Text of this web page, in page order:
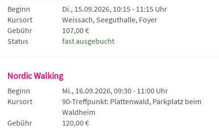
Beginn
Di., 15.09.2026, 10:15 - 11:15 Uhr
Kursort
Weissach, Seeguthalle, Foyer
Gebühr
107,00 €
Status
fast ausgebucht
Nordic Walking
Beginn
Mi., 16.09.2026, 09:30 - 11:00 Uhr
Kursort
90-Treffpunkt: Plattenwald, Parkplatz beim
Waldheim
Gebühr
120,00 €